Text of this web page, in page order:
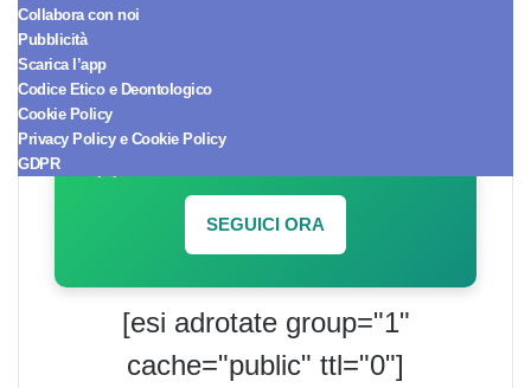
Collabora con noi
Pubblicità
Scarica l’app
Codice Etico e Deontologico
Cookie Policy
Privacy Policy e Cookie Policy
GDPR
WhatsApp!
Ricevi le notizie in tempo reale
SEGUICI ORA
[esi adrotate group="1"
cache="public" ttl="0"]